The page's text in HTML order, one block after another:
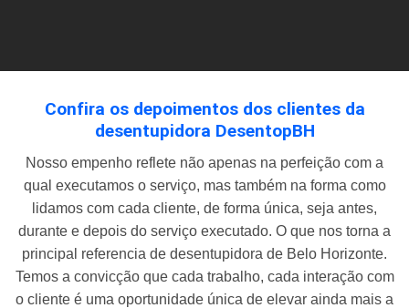
Confira os depoimentos dos clientes da
desentupidora DesentopBH
Nosso empenho reflete não apenas na perfeição com a
qual executamos o serviço, mas também na forma como
lidamos com cada cliente, de forma única, seja antes,
durante e depois do serviço executado. O que nos torna a
principal referencia de desentupidora de Belo Horizonte.
Temos a convicção que cada trabalho, cada interação com
o cliente é uma oportunidade única de elevar ainda mais a